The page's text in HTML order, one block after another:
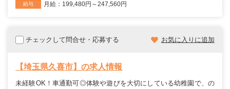
給与 月給：199,480円～247,560円
チェックして問合せ・応募する お気に入りに追加
【埼玉県久喜市】の求人情報
未経験OK！車通勤可◎体験や遊びを大切にしている幼稚園で、の